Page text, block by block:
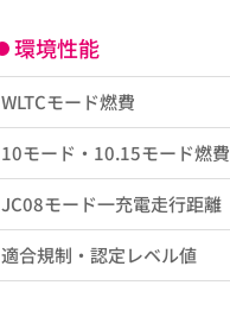
環境性能
WLTCモード燃費
10モード・10.15モード燃費
JC08モード一充電走行距離
適合規制・認定レベル値